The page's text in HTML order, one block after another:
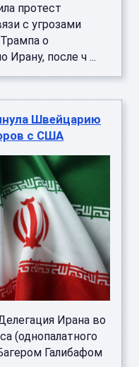
протест
с угрозами
о
после ч ...
Швейцарию
с США
Ирана во
(однопалатного
Галибафом